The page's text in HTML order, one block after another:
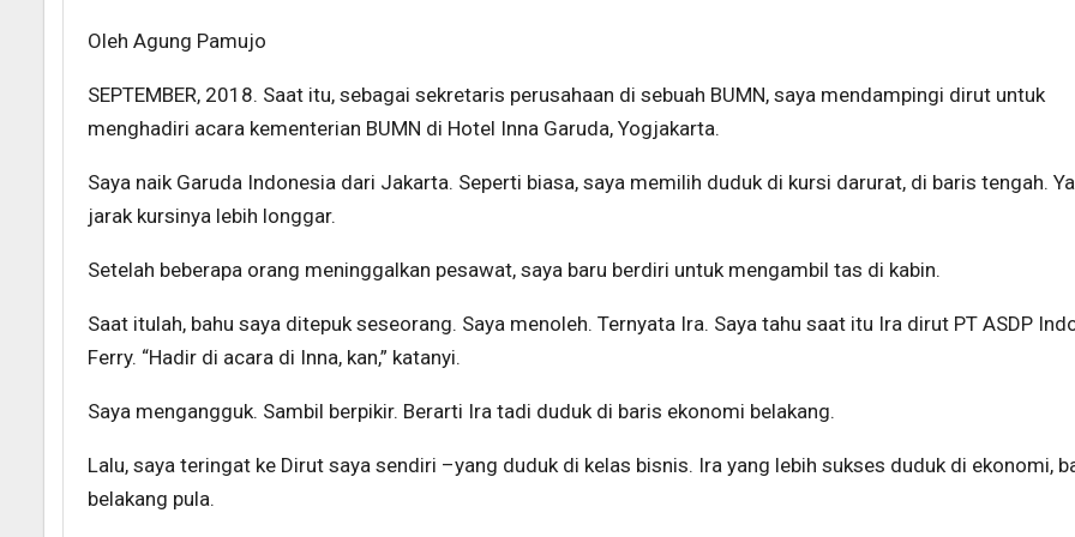
Oleh Agung Pamujo
SEPTEMBER, 2018. Saat itu, sebagai sekretaris perusahaan di sebuah BUMN, saya mendampingi dirut untuk
menghadiri acara kementerian BUMN di Hotel Inna Garuda, Yogjakarta.
Saya naik Garuda Indonesia dari Jakarta. Seperti biasa, saya memilih duduk di kursi darurat, di baris tengah.
jarak kursinya lebih longgar.
Setelah beberapa orang meninggalkan pesawat, saya baru berdiri untuk mengambil tas di kabin.
Saat itulah, bahu saya ditepuk seseorang. Saya menoleh. Ternyata Ira. Saya tahu saat itu Ira dirut PT ASDP
Ferry. “Hadir di acara di Inna, kan,” katanyi.
Saya mengangguk. Sambil berpikir. Berarti Ira tadi duduk di baris ekonomi belakang.
Lalu, saya teringat ke Dirut saya sendiri –yang duduk di kelas bisnis. Ira yang lebih sukses duduk di ekonomi,
belakang pula.